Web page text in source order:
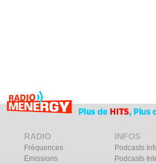
RADIO
Fréquences
Emissions
INFOS
Podcasts
Podcasts